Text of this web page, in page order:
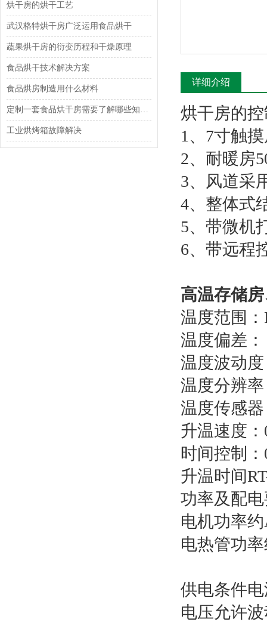
烘干房的烘干工艺
武汉格特烘干房广泛运用食品烘干
蔬果烘干房的衍变历程和干燥原理
食品烘干技术解决方案
食品烘房制造用什么材料
定制一套食品烘干房需要了解哪些知识？
工业烘烤箱故障解决
详细介绍
烘干房的
1、7寸触
2、 耐暖房
3、风道采
4、整体式
5、带微机
6、带远程
高温存储
温度范围
温度偏差
温度波动
温度分辨
温度传感
升温速度
时间控制
升温时间
功率及配
电机功率
电热管功
供电条件
电压允许